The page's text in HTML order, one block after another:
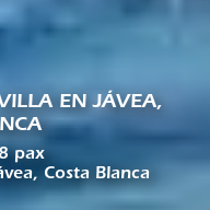
EN JÁVEA,
pax
Costa Blanca